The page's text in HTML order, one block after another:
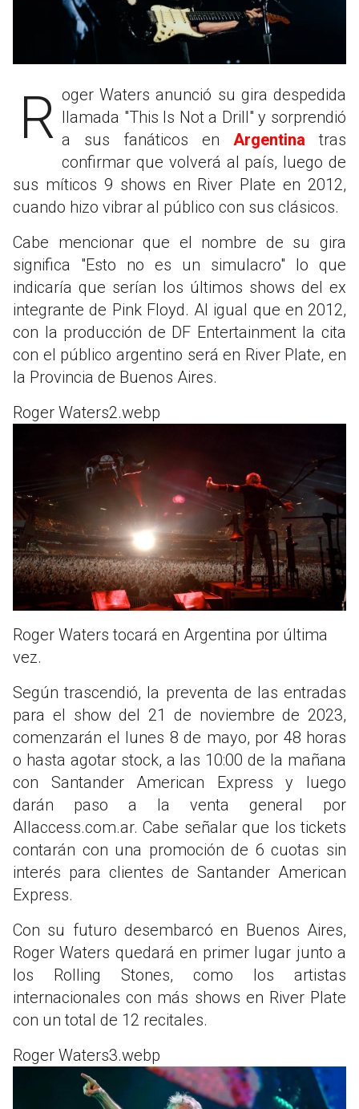
Roger Waters anunció su gira despedida llamada "This Is Not a Drill" y sorprendió
a sus fanáticos en Argentina tras
confirmar que volverá al país, luego de
sus míticos 9 shows en River Plate en 2012,
cuando hizo vibrar al público con sus clásicos.
Cabe mencionar que el nombre de su gira
significa "Esto no es un simulacro" lo que
indicaría que serían los últimos shows del ex
integrante de Pink Floyd. Al igual que en 2012,
con la producción de DF Entertainment la cita
con el público argentino será en River Plate, en
la Provincia de Buenos Aires.
Roger Waters2.webp
Roger Waters tocará en Argentina por última
vez.
Según trascendió, la preventa de las entradas
para el show del 21 de noviembre de 2023,
comenzarán el lunes 8 de mayo, por 48 horas
o hasta agotar stock, a las 10:00 de la mañana
con Santander American Express y luego
darán paso a la venta general por
Allaccess.com.ar. Cabe señalar que los tickets
contarán con una promoción de 6 cuotas sin
interés para clientes de Santander American
Express.
Con su futuro desembarcó en Buenos Aires,
Roger Waters quedará en primer lugar junto a
los Rolling Stones, como los artistas
internacionales con más shows en River Plate
con un total de 12 recitales.
Roger Waters3.webp